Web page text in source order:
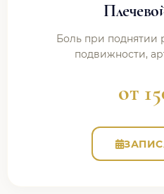
Боль при поднятии
подвижности,
от